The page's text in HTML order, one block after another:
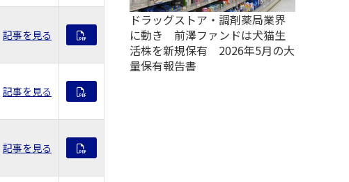
記事を見る
記事を見る
記事を見る
ドラッグストア・調剤薬局業界
に動き 前澤ファンドは犬猫生
活株を新規保有 2026年5月の大
量保有報告書